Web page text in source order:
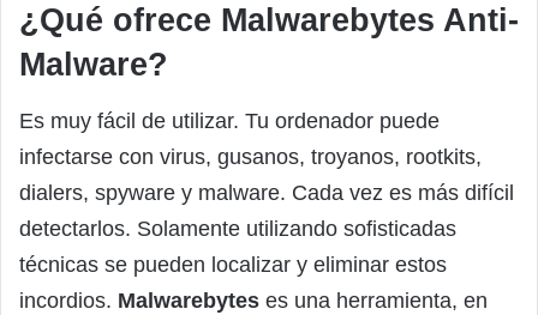
¿Qué ofrece Malwarebytes Anti-
Malware?
Es muy fácil de utilizar. Tu ordenador puede
infectarse con virus, gusanos, troyanos, rootkits,
dialers, spyware y malware. Cada vez es más difícil
detectarlos. Solamente utilizando sofisticadas
técnicas se pueden localizar y eliminar estos
incordios. Malwarebytes es una herramienta, en